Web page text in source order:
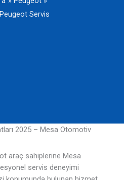
Servis
2025 – Mesa Otomotiv
araç sahiplerine Mesa
servis deneyimi